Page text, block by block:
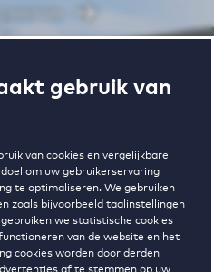
gebruik van
van cookies en vergelijkbare
om uw gebruikerservaring
te optimaliseren. We gebruiken
zoals bijvoorbeeld taalinstellingen
we statistische cookies
van de website en het
cookies worden door derden
Belle